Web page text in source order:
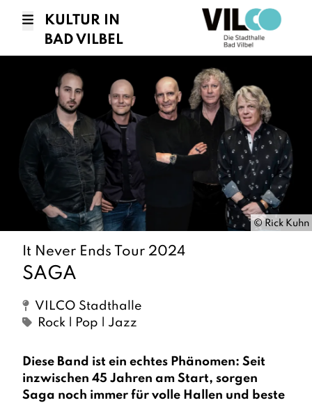
KULTUR IN
BAD VILBEL
© Rick Kuhn
It Never Ends Tour 2024
SAGA
VILCO Stadthalle
Rock | Pop | Jazz
Diese Band ist ein echtes Phänomen: Seit
inzwischen 45 Jahren am Start, sorgen
Saga noch immer für volle Hallen und beste